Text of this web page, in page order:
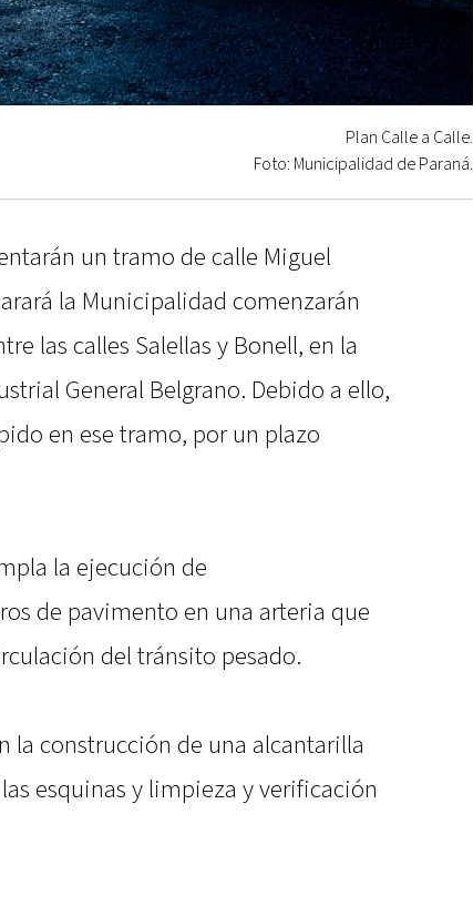
Plan Calle a Calle.
Foto: Municipalidad de Paraná.
un tramo de calle Miguel
la Municipalidad comenzarán
las calles Salellas y Bonell, en la
General Belgrano. Debido a ello,
en ese tramo, por un plazo
la ejecución de
de pavimento en una arteria que
del tránsito pesado.
la construcción de una alcantarilla
esquinas y limpieza y verificación